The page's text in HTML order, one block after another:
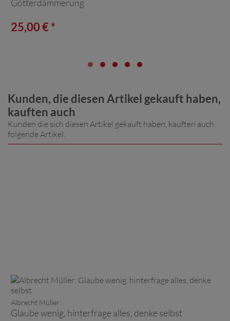
Götterdämmerung
25,00 € *
Kunden, die diesen Artikel gekauft haben,
kauften auch
Kunden die sich diesen Artikel gekauft haben, kauften auch
folgende Artikel.
Albrecht Müller:
Glaube wenig, hinterfrage alles, denke selbst